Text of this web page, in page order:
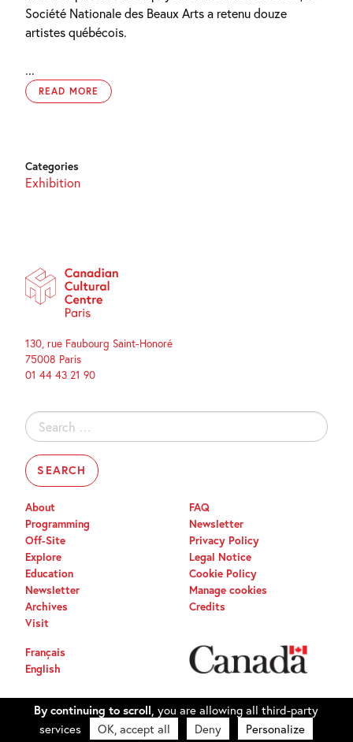
Société Nationale des Beaux Arts a retenu douze
artistes québécois.
...
READ MORE
Categories
Exhibition
130, rue Faubourg Saint-Honoré
75008 Paris
01 44 43 21 90
Search
for:
About
Programming
Off-Site
Explore
Education
Newsletter
Archives
Visit
FAQ
Newsletter
Privacy Policy
Legal Notice
Cookie Policy
Manage cookies
Credits
Français
English
By continuing to scroll, you are allowing all third-party
services
OK, accept all Deny Personalize